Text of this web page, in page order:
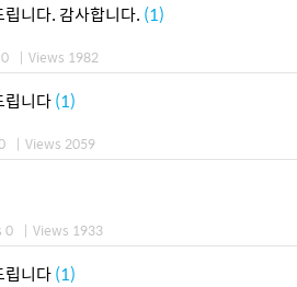
니다. 감사합니다. (1)
| Views 1982
립니다(1)
| Views 2059
0 | Views 1933
립니다(1)